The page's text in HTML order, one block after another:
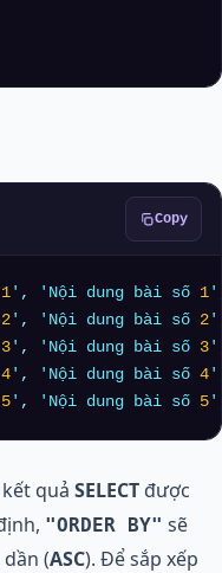
Copy
1 ' , 'Nội dung bài số 1 '
2 ' , 'Nội dung bài số 2 '
3 ' , 'Nội dung bài số 3 '
4 ' , 'Nội dung bài số 4 '
5 ' , 'Nội dung bài số 5 '
quả SELECT được
"ORDER BY" sẽ
(ASC). Để sắp xếp